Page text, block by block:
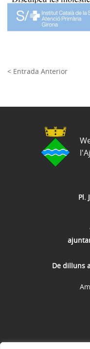
< Entrada Anterior
Pl.
De dilluns